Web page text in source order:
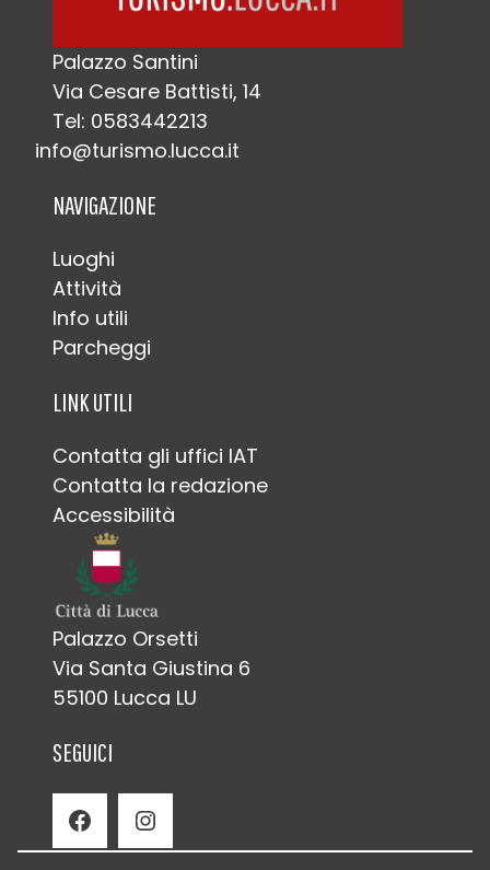
Palazzo Santini
Via Cesare Battisti, 14
Tel: 0583442213
info@turismo.lucca.it
NAVIGAZIONE
Luoghi
Attività
Info utili
Parcheggi
LINK UTILI
Contatta gli uffici IAT
Contatta la redazione
Accessibilità
Palazzo Orsetti
Via Santa Giustina 6
55100 Lucca LU
SEGUICI
Facebook Instagram